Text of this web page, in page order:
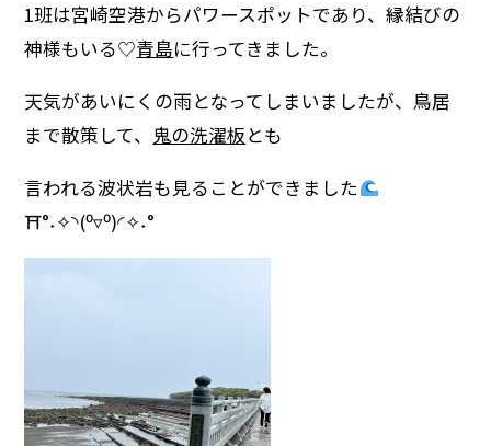
1班は宮崎空港からパワースポットであり、縁結びの
神様もいる♡青島に行ってきました。
天気があいにくの雨となってしまいましたが、鳥居
まで散策して、 鬼の洗濯板とも
言われる波状岩も見ることができました
⛩°˖✧◝(⁰▿⁰)◜✧˖°